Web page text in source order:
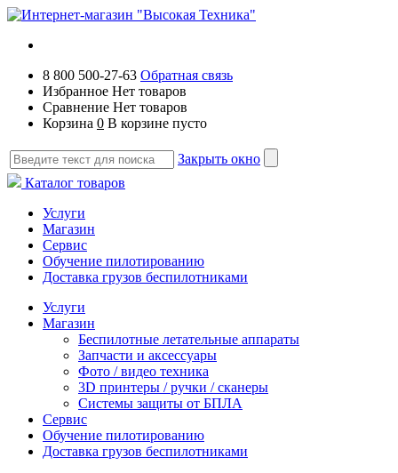
8 800 500-27-63 Обратная связь
Избранное Нет товаров
Сравнение Нет товаров
Корзина 0 В корзине пусто
Закрыть окно
Каталог товаров
Услуги
Магазин
Сервис
Обучение пилотированию
Доставка грузов беспилотниками
Услуги
Магазин
Беспилотные летательные аппараты
Запчасти и аксессуары
Фото / видео техника
3D принтеры / ручки / сканеры
Системы защиты от БПЛА
Сервис
Обучение пилотированию
Доставка грузов беспилотниками